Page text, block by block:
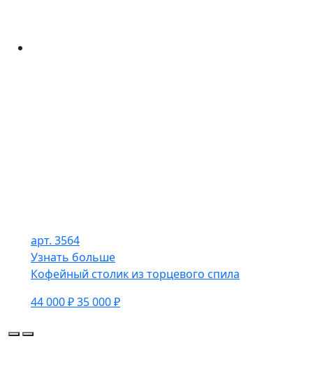
арт. 3564
Узнать больше
Кофейный столик из торцевого спила
44 000 ₽35 000 ₽